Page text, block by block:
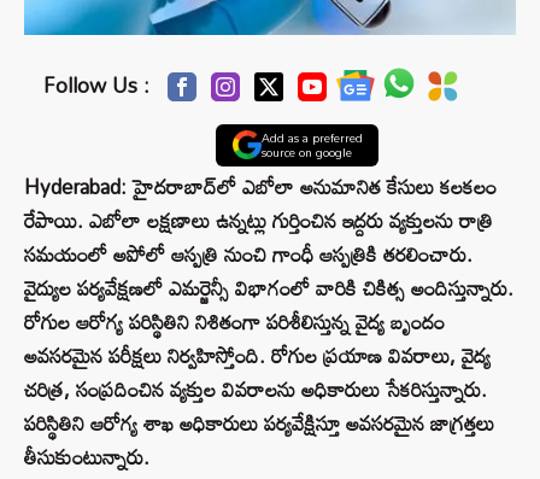
Follow Us :
Add as a preferred
source on google
Hyderabad: హైదరాబాద్‌లో ఎబోలా అనుమానిత కేసులు కలకలం
రేపాయి. ఎబోలా లక్షణాలు ఉన్నట్లు గుర్తించిన ఇద్దరు వ్యక్తులను రాత్రి
సమయంలో అపోలో ఆస్పత్రి నుంచి గాంధీ ఆస్పత్రికి తరలించారు.
వైద్యుల పర్యవేక్షణలో ఎమర్జెన్సీ విభాగంలో వారికి చికిత్స అందిస్తున్నారు.
రోగుల ఆరోగ్య పరిస్థితిని నిశితంగా పరిశీలిస్తున్న వైద్య బృందం
అవసరమైన పరీక్షలు నిర్వహిస్తోంది. రోగుల ప్రయాణ వివరాలు, వైద్య
చరిత్ర, సంప్రదించిన వ్యక్తుల వివరాలను అధికారులు సేకరిస్తున్నారు.
పరిస్థితిని ఆరోగ్య శాఖ అధికారులు పర్యవేక్షిస్తూ అవసరమైన జాగ్రత్తలు
తీసుకుంటున్నారు.